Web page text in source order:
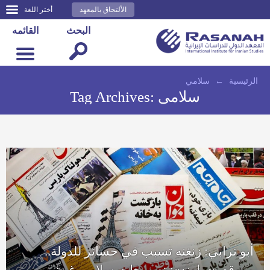
أختر اللغة الألتحاق بالمعهد
القائمه البحث
الرئيسية ← سلامي
Tag Archives: سلامي
أبو ترابي: زنغنه تسبب في خسائر للدولة..